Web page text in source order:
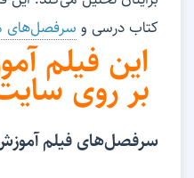
کتاب درسی و
این فیلم
بر روی
سرفصل‌های فیلم آموزش